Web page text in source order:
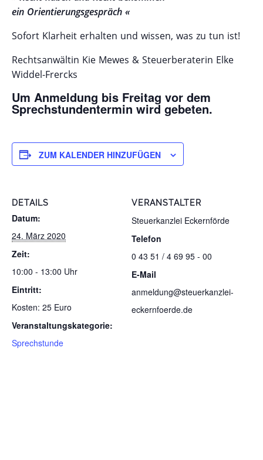
ein Orientierungsgespräch «
Sofort Klarheit erhalten und wissen, was zu tun ist!
Rechtsanwältin Kie Mewes & Steuerberaterin Elke
Widdel-Frercks
Um Anmeldung bis Freitag vor dem
Sprechstundentermin wird gebeten.
ZUM KALENDER HINZUFÜGEN
DETAILS
Datum:
24. März 2020
Zeit:
10:00 - 13:00 Uhr
Eintritt:
Kosten: 25 Euro
Veranstaltungskategorie:
Sprechstunde
VERANSTALTER
Steuerkanzlei Eckernförde
Telefon
0 43 51 / 4 69 95 - 00
E-Mail
anmeldung@steuerkanzlei-
eckernfoerde.de